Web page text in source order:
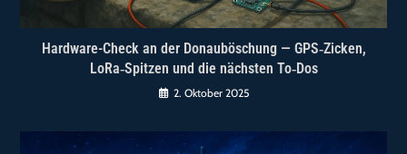
Hardware-Check an der Donauböschung — GPS‑Zicken,
LoRa‑Spitzen und die nächsten To‑Dos
2. Oktober 2025